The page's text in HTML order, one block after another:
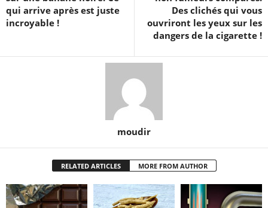
qui arrive après est juste
incroyable !
Des clichés qui vous
ouvriront les yeux sur les
dangers de la cigarette !
moudir
RELATED ARTICLES MORE FROM AUTHOR